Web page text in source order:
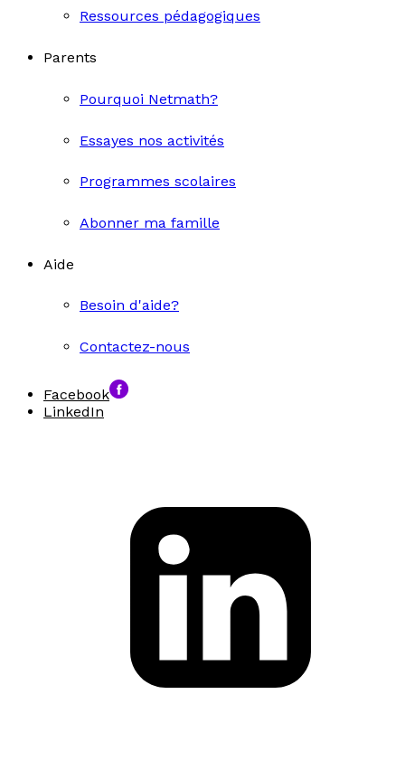
Ressources pédagogiques
Parents
Pourquoi Netmath?
Essayes nos activités
Programmes scolaires
Abonner ma famille
Aide
Besoin d'aide?
Contactez-nous
Facebook
LinkedIn